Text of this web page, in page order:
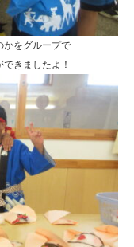
かをグループで
きましたよ！